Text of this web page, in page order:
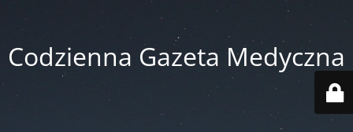
Codzienna Gazeta Medyczna